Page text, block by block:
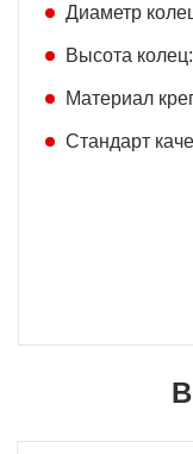
Диаметр
Высота
Материал
Стандарт